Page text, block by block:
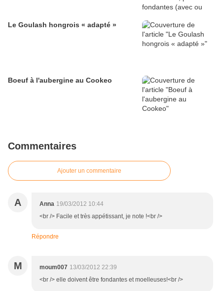
Le Goulash hongrois « adapté »
Boeuf à l'aubergine au Cookeo
Commentaires
Ajouter un commentaire
A Anna 19/03/2012 10:44
<br /> Facile et très appétissant, je note !<br />
Répondre
M moum007 13/03/2012 22:39
<br /> elle doivent être fondantes et moelleuses!<br />